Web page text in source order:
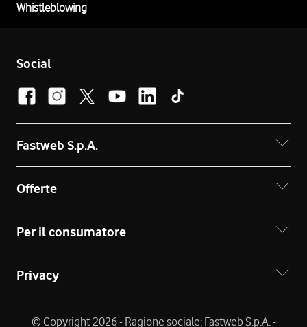
Whistleblowing
Social
Fastweb S.p.A.
Offerte
Per il consumatore
Privacy
© Copyright 2026 - Ragione sociale: Fastweb S.p.A. -